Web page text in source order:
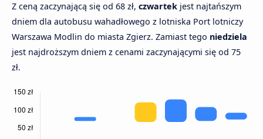
Z ceną zaczynającą się od 68 zł, czwartek jest najtańszym
dniem dla autobusu wahadłowego z lotniska Port lotniczy
Warszawa Modlin do miasta Zgierz. Zamiast tego niedziela
jest najdroższym dniem z cenami zaczynającymi się od 75
zł.